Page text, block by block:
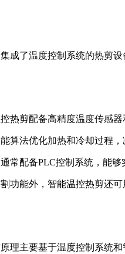
成了温度控制系统的热剪
热剪配备高精度温度传感
算法优化加热和冷却过程，
常配备PLC控制系统，能
功能外，智能温控热剪还
理主要基于温度控制系统